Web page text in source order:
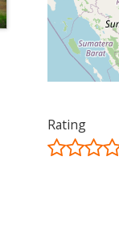
Rating